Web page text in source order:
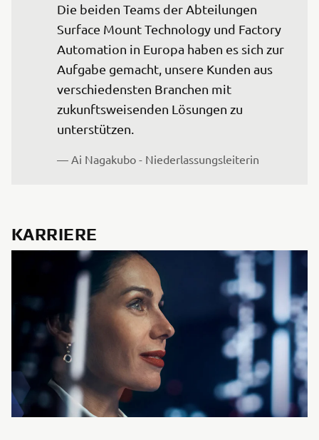
Die beiden Teams der Abteilungen
Surface Mount Technology und Factory
Automation in Europa haben es sich zur
Aufgabe gemacht, unsere Kunden aus
verschiedensten Branchen mit
zukunftsweisenden Lösungen zu
unterstützen.
— Ai Nagakubo - Niederlassungsleiterin
KARRIERE